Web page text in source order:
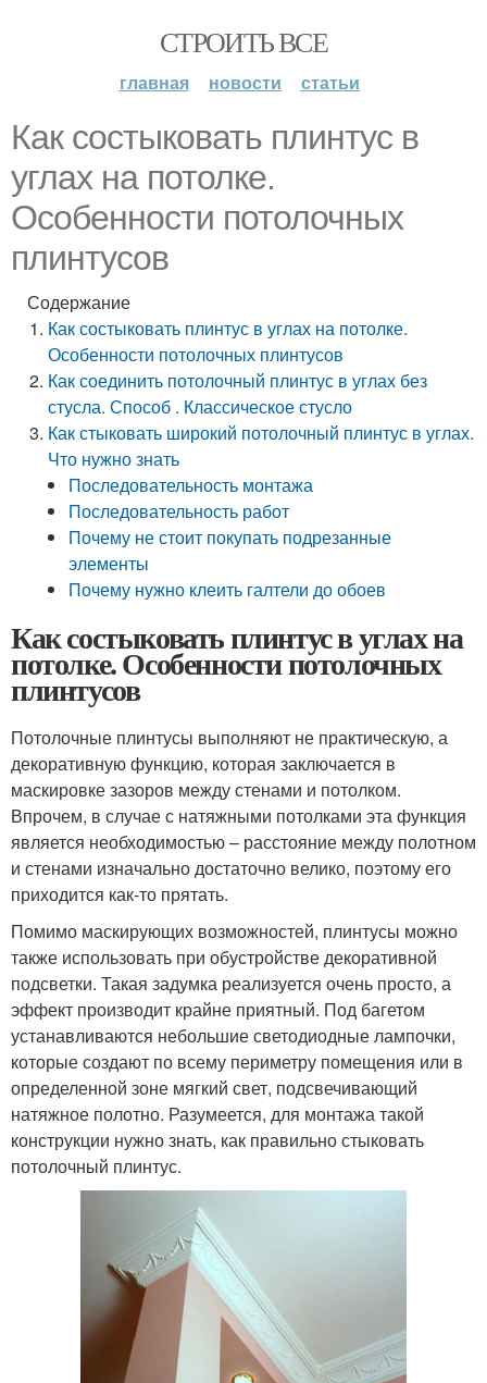
СТРОИТЬ ВСЕ
главная новости статьи
Как состыковать плинтус в
углах на потолке.
Особенности потолочных
плинтусов
Содержание
Как состыковать плинтус в углах на потолке.
Особенности потолочных плинтусов
Как соединить потолочный плинтус в углах без
стусла. Способ . Классическое стусло
Как стыковать широкий потолочный плинтус в углах.
Что нужно знать
Последовательность монтажа
Последовательность работ
Почему не стоит покупать подрезанные
элементы
Почему нужно клеить галтели до обоев
Как состыковать плинтус в углах на
потолке. Особенности потолочных
плинтусов
Потолочные плинтусы выполняют не практическую, а
декоративную функцию, которая заключается в
маскировке зазоров между стенами и потолком.
Впрочем, в случае с натяжными потолками эта функция
является необходимостью – расстояние между полотном
и стенами изначально достаточно велико, поэтому его
приходится как-то прятать.
Помимо маскирующих возможностей, плинтусы можно
также использовать при обустройстве декоративной
подсветки. Такая задумка реализуется очень просто, а
эффект производит крайне приятный. Под багетом
устанавливаются небольшие светодиодные лампочки,
которые создают по всему периметру помещения или в
определенной зоне мягкий свет, подсвечивающий
натяжное полотно. Разумеется, для монтажа такой
конструкции нужно знать, как правильно стыковать
потолочный плинтус.